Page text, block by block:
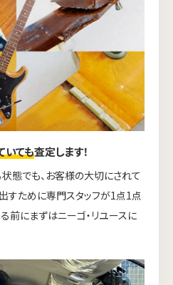
いても査定します！
態でも、お客様の大切にされて
すために専門スタッフが1点1点
前にまずはニーゴ・リユースに